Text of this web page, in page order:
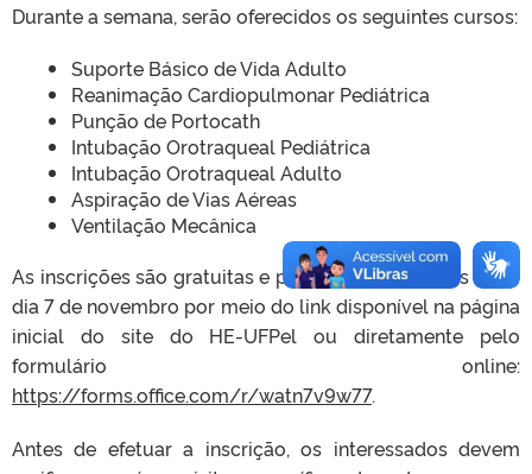
Durante a semana, serão oferecidos os seguintes cursos:
Suporte Básico de Vida Adulto
Reanimação Cardiopulmonar Pediátrica
Punção de Portocath
Intubação Orotraqueal Pediátrica
Intubação Orotraqueal Adulto
Aspiração de Vias Aéreas
Ventilação Mecânica
As inscrições são gratuitas e podem ser realizadas até o
dia 7 de novembro por meio do link disponível na página
inicial do site do HE-UFPel ou diretamente pelo
formulário online:
https://forms.office.com/r/watn7v9w77.
Antes de efetuar a inscrição, os interessados devem